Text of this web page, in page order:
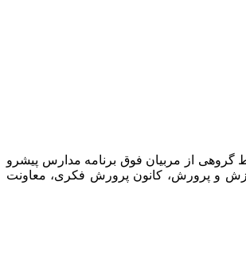
از مربیان فوق برنامه مدارس پیشرو
و پرورش، کانون پرورش فکری، معاونت